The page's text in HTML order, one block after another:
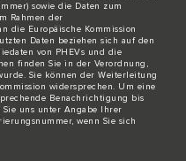
sowie die Daten zum
Rahmen der
die Europäische Kommission
Daten beziehen sich auf den
von PHEVs und die
finden Sie in der Verordnung,
Sie können der Weiterleitung
widersprechen. Um eine
Benachrichtigung bis
Sie uns unter Angabe Ihrer
wenn Sie sich